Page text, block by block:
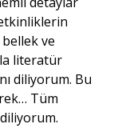
bellek ve
literatür
diliyorum. Bu
Tüm